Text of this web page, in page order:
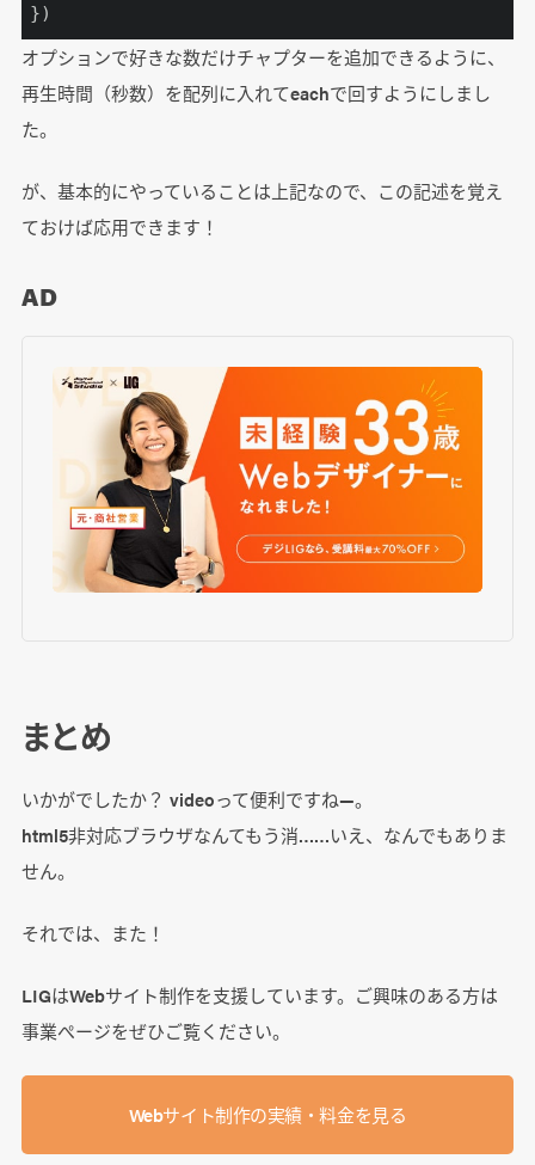
})
オプションで好きな数だけチャプターを追加できるように、
再生時間（秒数）を配列に入れてeachで回すようにしまし
た。
が、基本的にやっていることは上記なので、この記述を覚え
ておけば応用できます！
AD
まとめ
いかがでしたか？ videoって便利ですね―。
html5非対応ブラウザなんてもう消……いえ、なんでもありま
せん。
それでは、また！
LIGはWebサイト制作を支援しています。ご興味のある方は
事業ぺージをぜひご覧ください。
Webサイト制作の実績・料金を見る